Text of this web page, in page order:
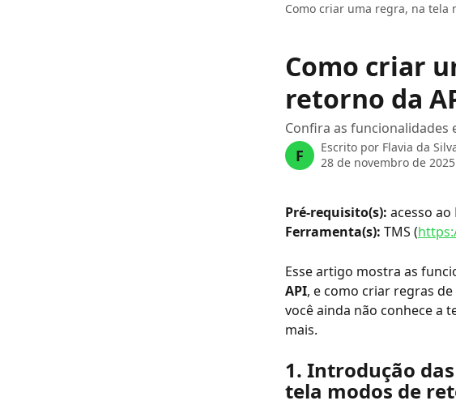
Como criar uma regra, na tela
Como criar
retorno da
Confira as funcionalidades
F Escrito por Flavia da
28 de novembro de 2025
Pré-requisito(s): acesso ao
Ferramenta(s): TMS (
Esse artigo mostra as
API, e como criar regras
você ainda não conhece a
mais.
1. Introdução
tela modos de